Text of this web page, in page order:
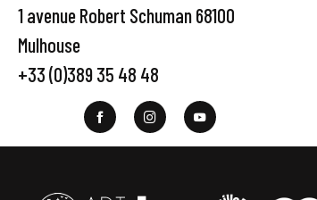
1 avenue Robert Schuman 68100
Mulhouse
+33 (0)389 35 48 48